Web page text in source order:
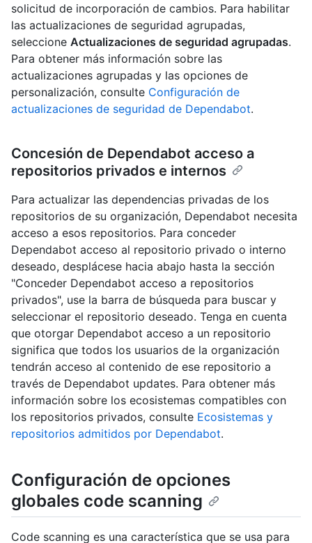
solicitud de incorporación de cambios. Para habilitar
las actualizaciones de seguridad agrupadas,
seleccione Actualizaciones de seguridad agrupadas.
Para obtener más información sobre las
actualizaciones agrupadas y las opciones de
personalización, consulte Configuración de
actualizaciones de seguridad de Dependabot.
Concesión de Dependabot acceso a
repositorios privados e internos
Para actualizar las dependencias privadas de los
repositorios de su organización, Dependabot necesita
acceso a esos repositorios. Para conceder
Dependabot acceso al repositorio privado o interno
deseado, desplácese hacia abajo hasta la sección
"Conceder Dependabot acceso a repositorios
privados", use la barra de búsqueda para buscar y
seleccionar el repositorio deseado. Tenga en cuenta
que otorgar Dependabot acceso a un repositorio
significa que todos los usuarios de la organización
tendrán acceso al contenido de ese repositorio a
través de Dependabot updates. Para obtener más
información sobre los ecosistemas compatibles con
los repositorios privados, consulte Ecosistemas y
repositorios admitidos por Dependabot.
Configuración de opciones
globales code scanning
Code scanning es una característica que se usa para